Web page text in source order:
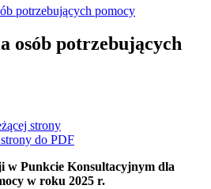
potrzebujących pomocy
osób potrzebujących
strony
do PDF
w Punkcie Konsultacyjnym dla
w roku 2025 r.